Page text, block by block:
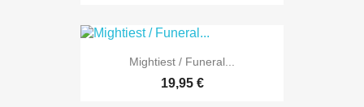
Mightiest / Funeral...
19,95 €